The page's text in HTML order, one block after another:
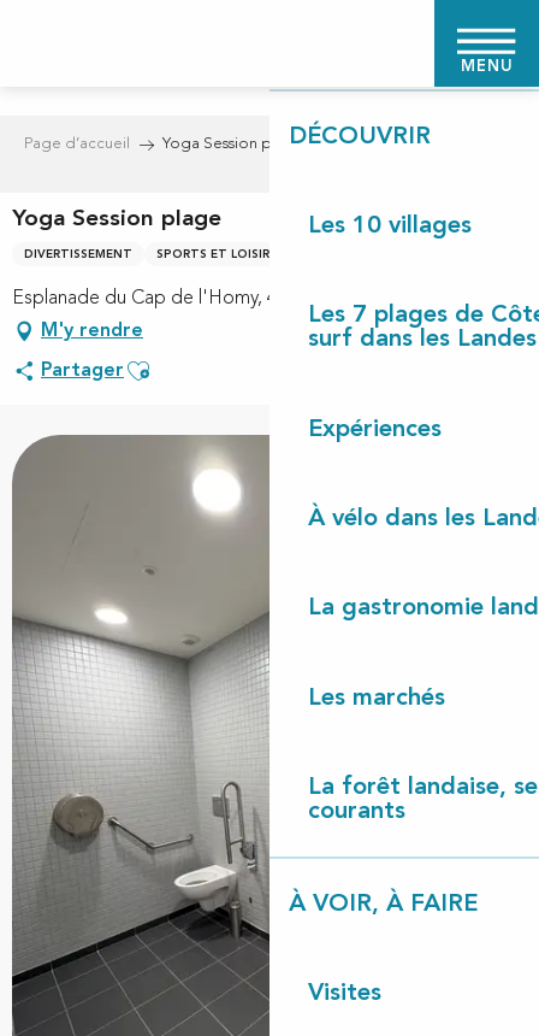
MENU
PAGE D'ACCUEIL
DÉCOUVRIR
Les 10 villages
Les 7 plages de
surf dans les Landes
Expériences
À vélo dans les
La gastronomie
Les marchés
La forêt landaise,
courants
À VOIR, À FAIRE
Visites
Page d’accueil Yoga Session plage
Yoga Session plage
DIVERTISSEMENT SPORTS ET LOISIRS
Esplanade du Cap de l'Homy, 40170 Lit-et-Mixe
M'y rendre
Partager Ajouter aux favoris